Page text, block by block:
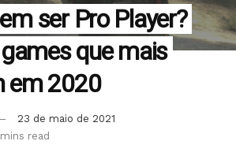
ser Pro Player?
que mais
em 2020
23 de maio de 2021
read